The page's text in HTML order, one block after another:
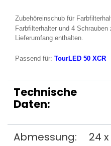
Zubehöreinschub für
Farbfilterhalter und 4
Lieferumfang enthalten.
Passend für: TourLED 50 XCR
Technische
Daten:
Abmessung: 24